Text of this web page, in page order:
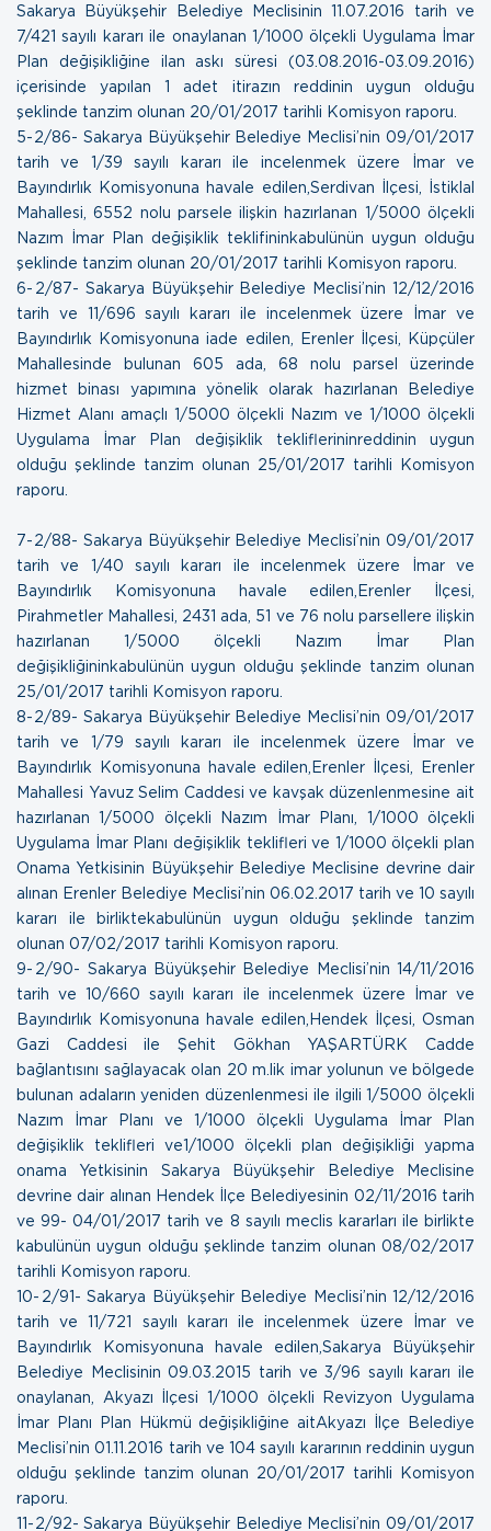
Sakarya Büyükşehir Belediye Meclisinin 11.07.2016 tarih ve
7/421 sayılı kararı ile onaylanan 1/1000 ölçekli Uygulama İmar
Plan değişikliğine ilan askı süresi (03.08.2016-03.09.2016)
içerisinde yapılan 1 adet itirazın reddinin uygun olduğu
şeklinde tanzim olunan 20/01/2017 tarihli Komisyon raporu.
5- 2/86- Sakarya Büyükşehir Belediye Meclisi’nin 09/01/2017
tarih ve 1/39 sayılı kararı ile incelenmek üzere İmar ve
Bayındırlık Komisyonuna havale edilen,Serdivan İlçesi, İstiklal
Mahallesi, 6552 nolu parsele ilişkin hazırlanan 1/5000 ölçekli
Nazım İmar Plan değişiklik teklifininkabulünün uygun olduğu
şeklinde tanzim olunan 20/01/2017 tarihli Komisyon raporu.
6- 2/87- Sakarya Büyükşehir Belediye Meclisi’nin 12/12/2016
tarih ve 11/696 sayılı kararı ile incelenmek üzere İmar ve
Bayındırlık Komisyonuna iade edilen, Erenler İlçesi, Küpçüler
Mahallesinde bulunan 605 ada, 68 nolu parsel üzerinde
hizmet binası yapımına yönelik olarak hazırlanan Belediye
Hizmet Alanı amaçlı 1/5000 ölçekli Nazım ve 1/1000 ölçekli
Uygulama İmar Plan değişiklik tekliflerininreddinin uygun
olduğu şeklinde tanzim olunan 25/01/2017 tarihli Komisyon
raporu.
7- 2/88- Sakarya Büyükşehir Belediye Meclisi’nin 09/01/2017
tarih ve 1/40 sayılı kararı ile incelenmek üzere İmar ve
Bayındırlık Komisyonuna havale edilen,Erenler İlçesi,
Pirahmetler Mahallesi, 2431 ada, 51 ve 76 nolu parsellere ilişkin
hazırlanan 1/5000 ölçekli Nazım İmar Plan
değişikliğininkabulünün uygun olduğu şeklinde tanzim olunan
25/01/2017 tarihli Komisyon raporu.
8- 2/89- Sakarya Büyükşehir Belediye Meclisi’nin 09/01/2017
tarih ve 1/79 sayılı kararı ile incelenmek üzere İmar ve
Bayındırlık Komisyonuna havale edilen,Erenler İlçesi, Erenler
Mahallesi Yavuz Selim Caddesi ve kavşak düzenlenmesine ait
hazırlanan 1/5000 ölçekli Nazım İmar Planı, 1/1000 ölçekli
Uygulama İmar Planı değişiklik teklifleri ve 1/1000 ölçekli plan
Onama Yetkisinin Büyükşehir Belediye Meclisine devrine dair
alınan Erenler Belediye Meclisi’nin 06.02.2017 tarih ve 10 sayılı
kararı ile birliktekabulünün uygun olduğu şeklinde tanzim
olunan 07/02/2017 tarihli Komisyon raporu.
9- 2/90- Sakarya Büyükşehir Belediye Meclisi’nin 14/11/2016
tarih ve 10/660 sayılı kararı ile incelenmek üzere İmar ve
Bayındırlık Komisyonuna havale edilen,Hendek İlçesi, Osman
Gazi Caddesi ile Şehit Gökhan YAŞARTÜRK Cadde
bağlantısını sağlayacak olan 20 m.lik imar yolunun ve bölgede
bulunan adaların yeniden düzenlenmesi ile ilgili 1/5000 ölçekli
Nazım İmar Planı ve 1/1000 ölçekli Uygulama İmar Plan
değişiklik teklifleri ve1/1000 ölçekli plan değişikliği yapma
onama Yetkisinin Sakarya Büyükşehir Belediye Meclisine
devrine dair alınan Hendek İlçe Belediyesinin 02/11/2016 tarih
ve 99- 04/01/2017 tarih ve 8 sayılı meclis kararları ile birlikte
kabulünün uygun olduğu şeklinde tanzim olunan 08/02/2017
tarihli Komisyon raporu.
10- 2/91- Sakarya Büyükşehir Belediye Meclisi’nin 12/12/2016
tarih ve 11/721 sayılı kararı ile incelenmek üzere İmar ve
Bayındırlık Komisyonuna havale edilen,Sakarya Büyükşehir
Belediye Meclisinin 09.03.2015 tarih ve 3/96 sayılı kararı ile
onaylanan, Akyazı İlçesi 1/1000 ölçekli Revizyon Uygulama
İmar Planı Plan Hükmü değişikliğine aitAkyazı İlçe Belediye
Meclisi’nin 01.11.2016 tarih ve 104 sayılı kararının reddinin uygun
olduğu şeklinde tanzim olunan 20/01/2017 tarihli Komisyon
raporu.
11- 2/92- Sakarya Büyükşehir Belediye Meclisi’nin 09/01/2017